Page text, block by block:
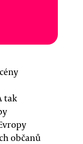
tak
občanů